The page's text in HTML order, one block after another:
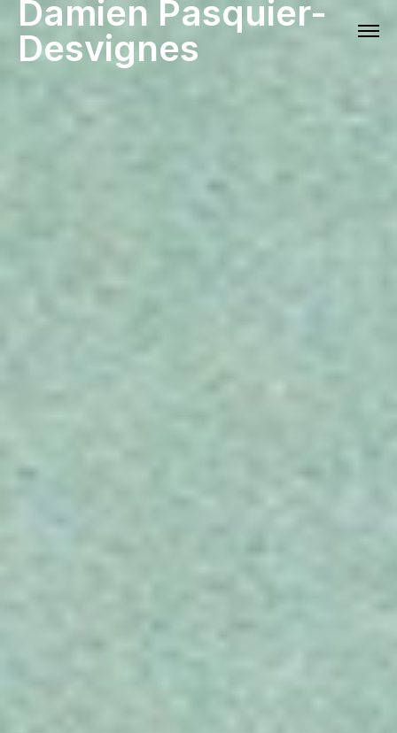
Damien Pasquier-
Desvignes